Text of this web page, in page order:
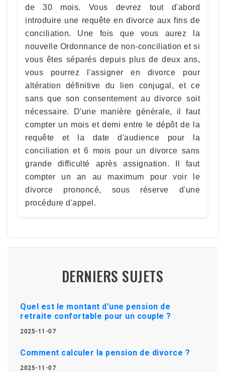
de 30 mois. Vous devrez tout d'abord
introduire une requête en divorce aux fins de
conciliation. Une fois que vous aurez la
nouvelle Ordonnance de non-conciliation et si
vous êtes séparés depuis plus de deux ans,
vous pourrez l'assigner en divorce pour
altération définitive du lien conjugal, et ce
sans que son consentement au divorce soit
nécessaire. D'une manière générale, il faut
compter un mois et demi entre le dépôt de la
requête et la date d'audience pour la
conciliation et 6 mois pour un divorce sans
grande difficulté après assignation. Il faut
compter un an au maximum pour voir le
divorce prononcé, sous réserve d'une
procédure d'appel.
DERNIERS SUJETS
Quel est le montant d'une pension de
retraite confortable pour un couple ?
2025-11-07
Comment calculer la pension de divorce ?
2025-11-07